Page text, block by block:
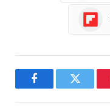
FacebookTwitter